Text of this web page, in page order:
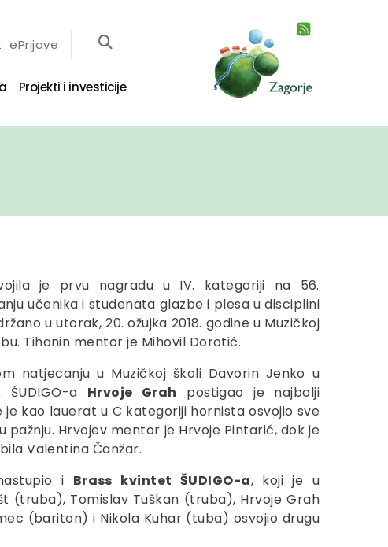
ePrijave
Projekti i investicije
je prvu nagradu u IV. kategoriji na 56.
učenika i studenata glazbe i plesa u disciplini
u utorak, 20. ožujka 2018. godine u Muzičkoj
Tihanin mentor je Mihovil Dorotić.
natjecanju u Muzičkoj školi Davorin Jenko u
ŠUDIGO-a Hrvoje Grah postigao je najbolji
kao lauerat u C kategoriji hornista osvojio sve
pažnju. Hrvojev mentor je Hrvoje Pintarić, dok je
Valentina Čanžar.
i Brass kvintet ŠUDIGO-a, koji je u
(truba), Tomislav Tuškan (truba), Hrvoje Grah
(bariton) i Nikola Kuhar (tuba) osvojio drugu